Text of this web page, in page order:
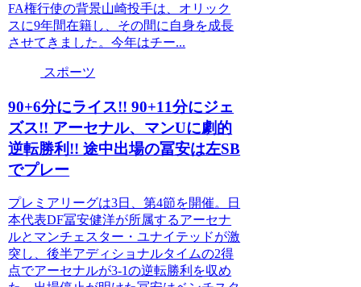
FA権行使の背景山崎投手は、オリック
スに9年間在籍し、その間に自身を成長
させてきました。今年はチー...
スポーツ
90+6分にライス!! 90+11分にジェ
ズス!! アーセナル、マンUに劇的
逆転勝利!! 途中出場の冨安は左SB
でプレー
プレミアリーグは3日、第4節を開催。日
本代表DF冨安健洋が所属するアーセナ
ルとマンチェスター・ユナイテッドが激
突し、後半アディショナルタイムの2得
点でアーセナルが3-1の逆転勝利を収め